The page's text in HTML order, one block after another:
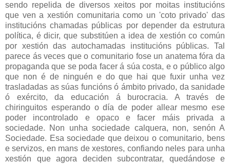
sendo repelida de diversos xeitos por moitas institucións
que ven a xestión comunitaria como un 'coto privado' das
institucións chamadas públicas por depender da estrutura
política, é dicir, que substitúen a idea de xestión co común
por xestión das autochamadas institucións públicas. Tal
parece ás veces que o comunitario fose un anatema fóra da
propaganda que se poda facer á súa costa, e o público algo
que non é de ninguén e do que hai que fuxir unha vez
trasladadas as súas funcións ó ámbito privado, da sanidade
ó exército, da educación á burocracia. A través de
chiringuitos esperando o día de poder allear mesmo ese
poder incontrolado e opaco e facer máis privada a
sociedade. Non unha sociedade calquera, non, senón A
Sociedade. Esa sociedade que deixou o comunitario, bens
e servizos, en mans de xestores, confiando neles para unha
xestión que agora deciden subcontratar, quedándose e